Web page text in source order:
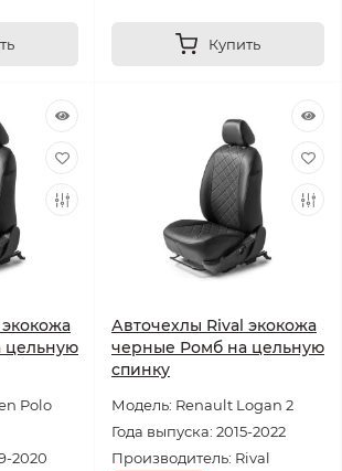
Купить
цельную
Polo
2020
Авточехлы Rival экокожа
черные Ромб на цельную
спинку
Модель: Renault Logan 2
Года выпуска: 2015-2022
Производитель: Rival